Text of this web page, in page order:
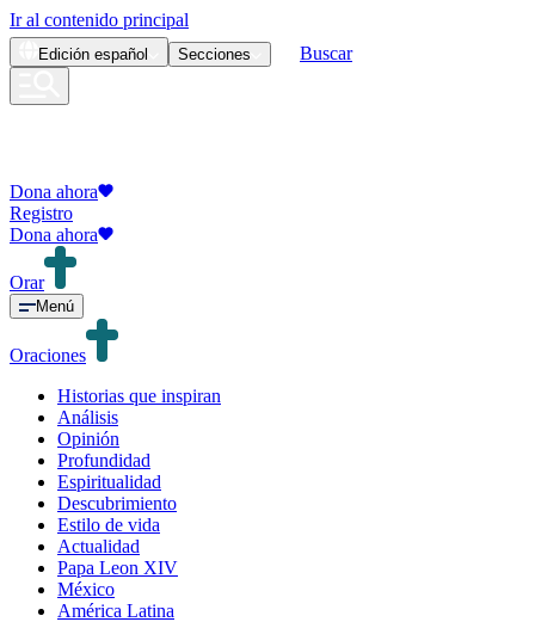
Ir al contenido principal
Edición español Secciones Buscar
Dona ahora
Registro
Dona ahora
Orar
Menú
Oraciones
Historias que inspiran
Análisis
Opinión
Profundidad
Espiritualidad
Descubrimiento
Estilo de vida
Actualidad
Papa Leon XIV
México
América Latina